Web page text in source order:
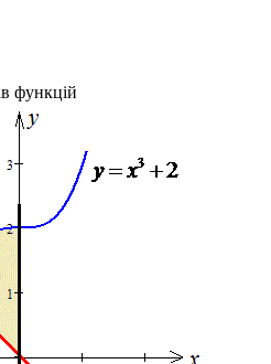
функцій